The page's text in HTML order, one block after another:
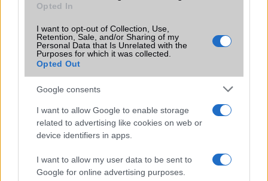
Opted In
I want to opt-out of Collection, Use,
Retention, Sale, and/or Sharing of my
Personal Data that Is Unrelated with the
Purposes for which it was collected.
Opted Out
Google consents
I want to allow Google to enable storage
related to advertising like cookies on web or
device identifiers in apps.
I want to allow my user data to be sent to
Google for online advertising purposes.
Android már évek óta olyan intelligens funkciókat kínál,
amelyek maguktól dolgoznak a háttérben.
Ez a rejtett Samsung funkció teljesen
megváltoztatja a mobilhasználatot –
Az Edge Panel az egyik leghasznosabb funkció, amely
jelentősen felgyorsítja a mindennapi használatot,
miközben a Pixel telefonokból továbbra is hiányzik.